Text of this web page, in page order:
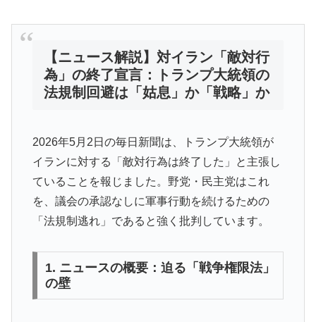
【ニュース解説】対イラン「敵対行
為」の終了宣言：トランプ大統領の
法規制回避は「姑息」か「戦略」か
2026年5月2日の毎日新聞は、トランプ大統領が
イランに対する「敵対行為は終了した」と主張し
ていることを報じました。野党・民主党はこれ
を、議会の承認なしに軍事行動を続けるための
「法規制逃れ」であると強く批判しています。
1. ニュースの概要：迫る「戦争権限法」
の壁